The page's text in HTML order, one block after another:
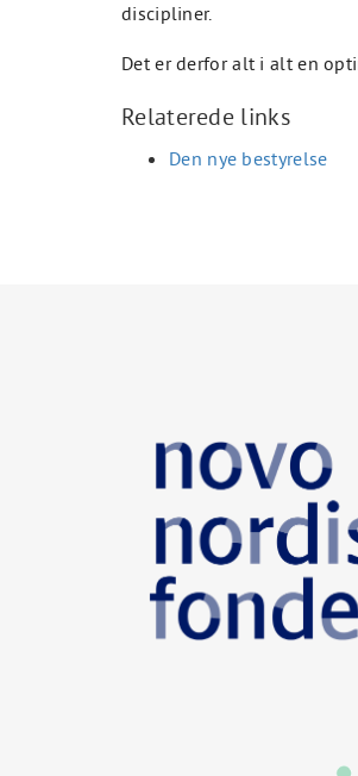
discipliner.
Det er derfor alt i alt en
Relaterede links
Den nye bestyrelse